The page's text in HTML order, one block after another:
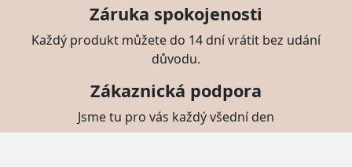
Záruka spokojenosti
Každý produkt můžete do 14 dní vrátit bez udání
důvodu.
Zákaznická podpora
Jsme tu pro vás každý všední den